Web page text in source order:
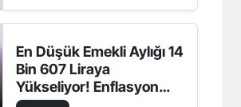
En Düşük Emekli Aylığı 14
Bin 607 Liraya
Yükseliyor! Enflasyon